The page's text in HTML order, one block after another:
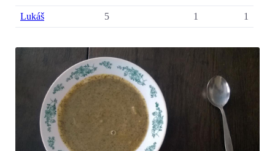
Lukáš 5 1 1